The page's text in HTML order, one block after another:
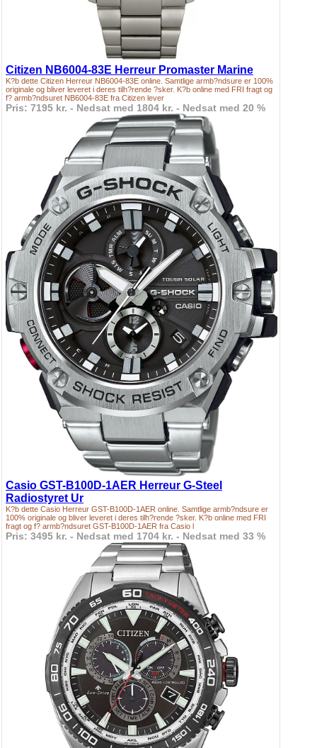
Citizen NB6004-83E Herreur Promaster Marine
K?b dette Citizen Herreur NB6004-83E online. Samtlige armb?ndsure er 100%
originale og bliver leveret i deres tilh?rende ?sker. K?b online med FRI fragt og
f? armb?ndsuret NB6004-83E fra Citizen lever
Pris: 7195 kr. - Nedsat med 1804 kr. - Nedsat med 20 %
Casio GST-B100D-1AER Herreur G-Steel
Radiostyret Ur
K?b dette Casio Herreur GST-B100D-1AER online. Samtlige armb?ndsure er
100% originale og bliver leveret i deres tilh?rende ?sker. K?b online med FRI
fragt og f? armb?ndsuret GST-B100D-1AER fra Casio l
Pris: 3495 kr. - Nedsat med 1704 kr. - Nedsat med 33 %